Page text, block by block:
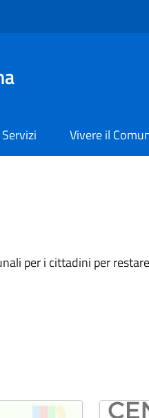
Servizi Vivere il
per i cittadini per